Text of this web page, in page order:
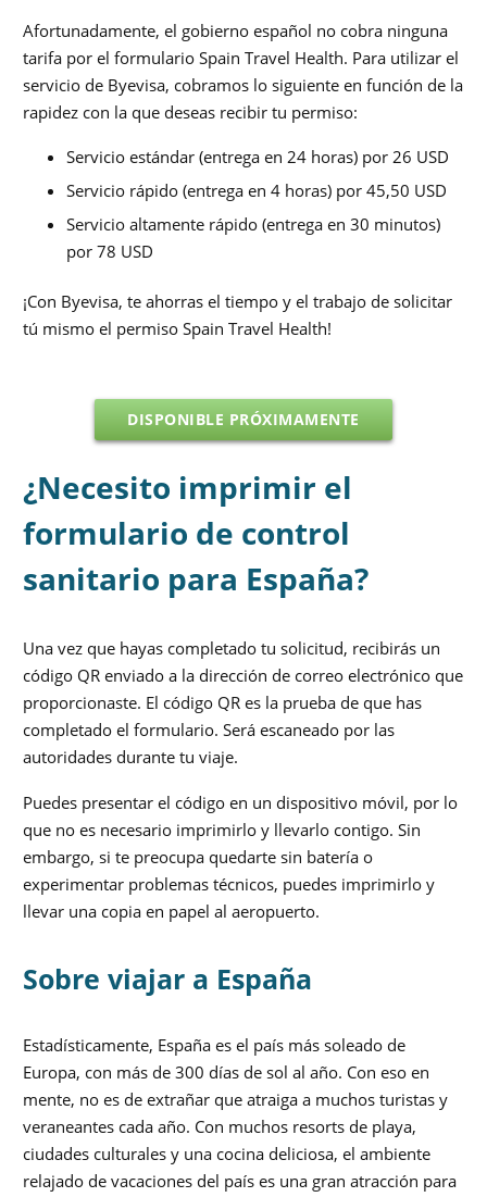
Afortunadamente, el gobierno español no cobra ninguna
tarifa por el formulario Spain Travel Health. Para utilizar el
servicio de Byevisa, cobramos lo siguiente en función de la
rapidez con la que deseas recibir tu permiso:
Servicio estándar (entrega en 24 horas) por 26 USD
Servicio rápido (entrega en 4 horas) por 45,50 USD
Servicio altamente rápido (entrega en 30 minutos)
por 78 USD
¡Con Byevisa, te ahorras el tiempo y el trabajo de solicitar
tú mismo el permiso Spain Travel Health!
DISPONIBLE PRÓXIMAMENTE
¿Necesito imprimir el
formulario de control
sanitario para España?
Una vez que hayas completado tu solicitud, recibirás un
código QR enviado a la dirección de correo electrónico que
proporcionaste. El código QR es la prueba de que has
completado el formulario. Será escaneado por las
autoridades durante tu viaje.
Puedes presentar el código en un dispositivo móvil, por lo
que no es necesario imprimirlo y llevarlo contigo. Sin
embargo, si te preocupa quedarte sin batería o
experimentar problemas técnicos, puedes imprimirlo y
llevar una copia en papel al aeropuerto.
Sobre viajar a España
Estadísticamente, España es el país más soleado de
Europa, con más de 300 días de sol al año. Con eso en
mente, no es de extrañar que atraiga a muchos turistas y
veraneantes cada año. Con muchos resorts de playa,
ciudades culturales y una cocina deliciosa, el ambiente
relajado de vacaciones del país es una gran atracción para